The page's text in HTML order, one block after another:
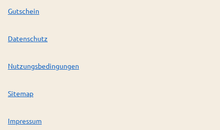
Gutschein
Datenschutz
Nutzungsbedingungen
Sitemap
Impressum